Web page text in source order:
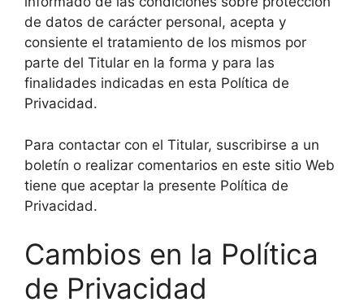
de datos de carácter personal, acepta y
consiente el tratamiento de los mismos por
parte del Titular en la forma y para las
finalidades indicadas en esta Política de
Privacidad.
Para contactar con el Titular, suscribirse a un
boletín o realizar comentarios en este sitio Web
tiene que aceptar la presente Política de
Privacidad.
Cambios en la Política
de Privacidad